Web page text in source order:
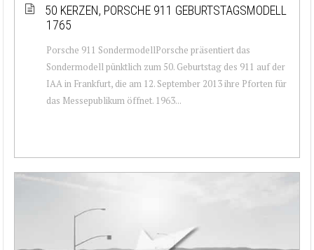
50 KERZEN, PORSCHE 911 GEBURTSTAGSMODELL
1765
Porsche 911 SondermodellPorsche präsentiert das
Sondermodell pünktlich zum 50. Geburtstag des 911 auf der
IAA in Frankfurt, die am 12. September 2013 ihre Pforten für
das Messepublikum öffnet. 1963...